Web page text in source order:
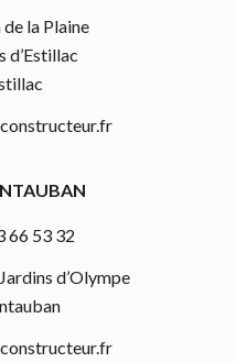
de la Plaine
d’Estillac
66 53 32
d’Olympe